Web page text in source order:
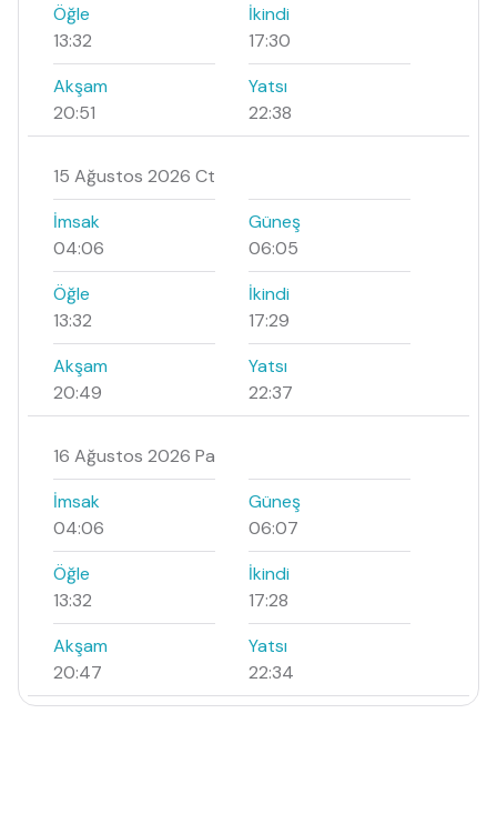
Öğle
13:32
İkindi
17:30
Akşam
20:51
Yatsı
22:38
15 Ağustos 2026 Ct
İmsak
04:06
Güneş
06:05
Öğle
13:32
İkindi
17:29
Akşam
20:49
Yatsı
22:37
16 Ağustos 2026 Pa
İmsak
04:06
Güneş
06:07
Öğle
13:32
İkindi
17:28
Akşam
20:47
Yatsı
22:34